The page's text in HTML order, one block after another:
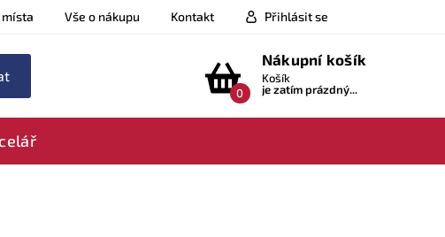
Vše o nákupu Kontakt Přihlásit se
0
Nákupní košík
Košík
je zatím prázdný...